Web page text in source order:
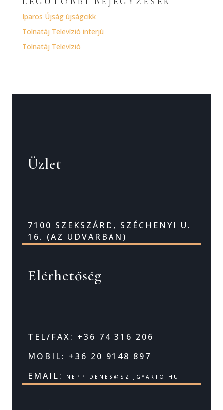
Iparos Újság újságcikk
Tolnatáj Televízió interjú
Tolnatáj Televízió
Üzlet
7100 SZEKSZÁRD, SZÉCHENYI U.
16. (AZ UDVARBAN)
Elérhetőség
TEL/FAX: +36 74 316 206
MOBIL: +36 20 9148 897
EMAIL:
NEPP.DENES@SZIJGYARTO.HU